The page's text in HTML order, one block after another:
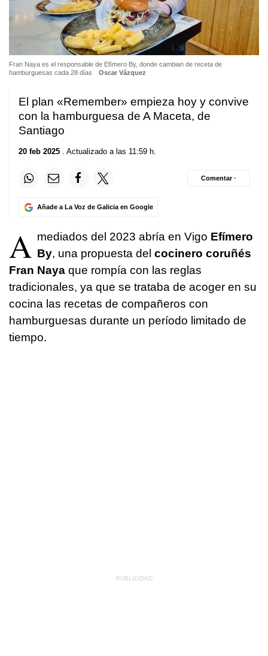
Fran Naya es el responsable de Efímero By, donde cambian de receta de
hamburguesas cada 28 días
Oscar Vázquez
El plan «Remember» empieza hoy y convive
con la hamburguesa de A Maceta, de
Santiago
20 feb 2025 . Actualizado a las 11:59 h.
Añade a La Voz de Galicia en Google
Comentar ·
A mediados del 2023 abría en Vigo Efímero
By, una propuesta del cocinero coruñés
Fran Naya que rompía con las reglas
tradicionales, ya que se trataba de acoger en su
cocina las recetas de compañeros con
hamburguesas durante un período limitado de
tiempo.